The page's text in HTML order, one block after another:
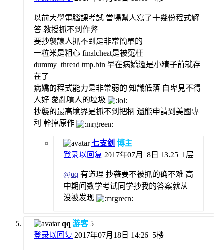
以前大學電腦課考試 當場幫人寫了十幾份程式解
答 教授抓不到作弊
要抄襲讓人抓不到是非常簡單的
一粒米是粗心 finalcheat是被冤枉
dummy_thread tmp.bin 早在病嬌還是小精子前就存
在了
病嬌的程式能力是非常弱的 知識低落 自卑見不得
人好 愛亂噴人的垃圾
抄襲的最高境界是抓不到把柄 還能申請到美國專
利 幹掉原作
七支剑 博主
登录以回复 2017年07月18日 13:25 1层
@qq 有道理 抄袭要不被抓的确不难 高
中期间数学考试同学抄我的答案就从
没被发现
qq 游客 5
登录以回复 2017年07月18日 14:26 5楼